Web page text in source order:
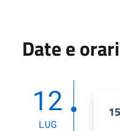
Date e orari
12
LUG